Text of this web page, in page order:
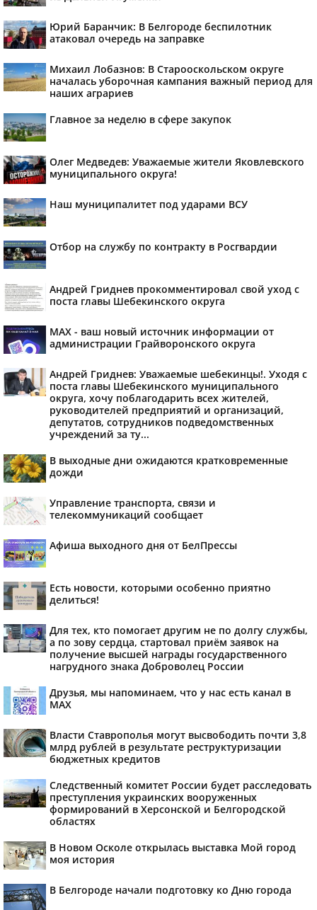
Юрий Баранчик: В Белгороде беспилотник
атаковал очередь на заправке
Михаил Лобазнов: В Старооскольском округе
началась уборочная кампания важный период для
наших аграриев
Главное за неделю в сфере закупок
Олег Медведев: Уважаемые жители Яковлевского
муниципального округа!
Наш муниципалитет под ударами ВСУ
Отбор на службу по контракту в Росгвардии
Андрей Гриднев прокомментировал свой уход с
поста главы Шебекинского округа
MAX - ваш новый источник информации от
администрации Грайворонского округа
Андрей Гриднев: Уважаемые шебекинцы!. Уходя с
поста главы Шебекинского муниципального
округа, хочу поблагодарить всех жителей,
руководителей предприятий и организаций,
депутатов, сотрудников подведомственных
учреждений за ту...
В выходные дни ожидаются кратковременные
дожди
Управление транспорта, связи и
телекоммуникаций сообщает
Афиша выходного дня от БелПрессы
Есть новости, которыми особенно приятно
делиться!
Для тех, кто помогает другим не по долгу службы,
а по зову сердца, стартовал приём заявок на
получение высшей награды государственного
нагрудного знака Доброволец России
Друзья, мы напоминаем, что у нас есть канал в
МАХ
Власти Ставрополья могут высвободить почти 3,8
млрд рублей в результате реструктуризации
бюджетных кредитов
Следственный комитет России будет расследовать
преступления украинских вооруженных
формирований в Херсонской и Белгородской
областях
В Новом Осколе открылась выставка Мой город
моя история
В Белгороде начали подготовку ко Дню города